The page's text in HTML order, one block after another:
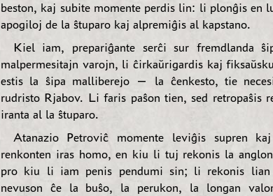
beston, kaj subite momente perdis lin: li plonĝis en
apogiloj de la ŝtuparo kaj alpremiĝis al kapstano.
Kiel iam, prepariĝante serĉi sur fremdlanda
malpermesitajn varojn, li ĉirkaŭrigardis kaj
estis la ŝipa malliberejo — la ĉenkesto, tie
rudristo Rjabov. Li faris paŝon tien, sed retropaŝis
iranta al la ŝtuparo.
Atanazio Petroviĉ momente leviĝis supren
renkonten iras homo, en kiu li tuj rekonis la anglon
pro kiu li iam penis pendumi sin; li rekonis lian
nevuson ĉe la buŝo, la perukon, la longan